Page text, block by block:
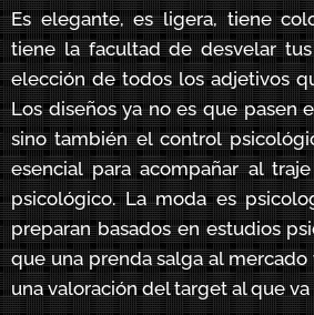
Es elegante, es ligera, tiene
tiene la facultad de desvelar
elección de todos los adjetivos
Los diseños ya no es que pasen
sino también el control
esencial para acompañar al
psicológico. La moda es
preparan basados en estudios
que una prenda salga al mercado
una valoración del target al que